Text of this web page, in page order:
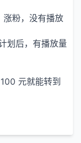
涨粉，没有播放
划后，有播放量
元就能转到